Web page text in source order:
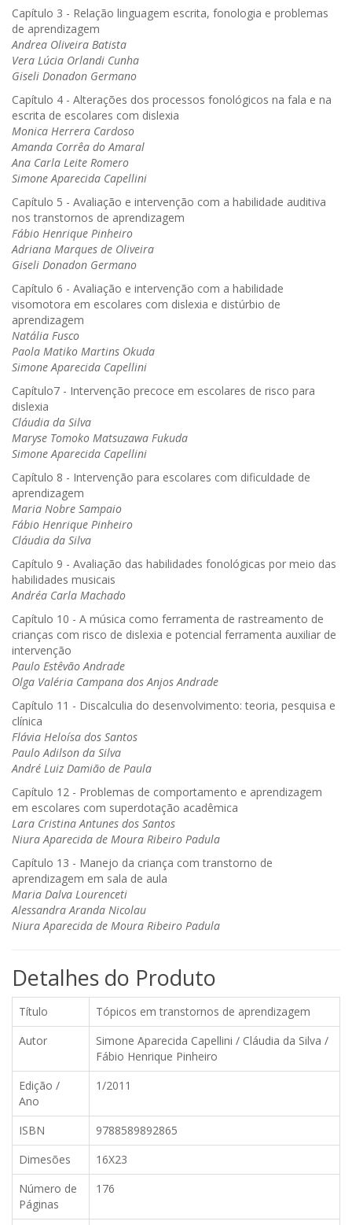
Capítulo 3 - Relação linguagem escrita, fonologia e problemas
de aprendizagem
Andrea Oliveira Batista
Vera Lúcia Orlandi Cunha
Giseli Donadon Germano
Capítulo 4 - Alterações dos processos fonológicos na fala e na
escrita de escolares com dislexia
Monica Herrera Cardoso
Amanda Corrêa do Amaral
Ana Carla Leite Romero
Simone Aparecida Capellini
Capítulo 5 - Avaliação e intervenção com a habilidade auditiva
nos transtornos de aprendizagem
Fábio Henrique Pinheiro
Adriana Marques de Oliveira
Giseli Donadon Germano
Capítulo 6 - Avaliação e intervenção com a habilidade
visomotora em escolares com dislexia e distúrbio de
aprendizagem
Natália Fusco
Paola Matiko Martins Okuda
Simone Aparecida Capellini
Capítulo7 - Intervenção precoce em escolares de risco para
dislexia
Cláudia da Silva
Maryse Tomoko Matsuzawa Fukuda
Simone Aparecida Capellini
Capítulo 8 - Intervenção para escolares com dificuldade de
aprendizagem
Maria Nobre Sampaio
Fábio Henrique Pinheiro
Cláudia da Silva
Capítulo 9 - Avaliação das habilidades fonológicas por meio das
habilidades musicais
Andréa Carla Machado
Capítulo 10 - A música como ferramenta de rastreamento de
crianças com risco de dislexia e potencial ferramenta auxiliar de
intervenção
Paulo Estêvão Andrade
Olga Valéria Campana dos Anjos Andrade
Capítulo 11 - Discalculia do desenvolvimento: teoria, pesquisa e
clínica
Flávia Heloísa dos Santos
Paulo Adilson da Silva
André Luiz Damião de Paula
Capítulo 12 - Problemas de comportamento e aprendizagem
em escolares com superdotação acadêmica
Lara Cristina Antunes dos Santos
Niura Aparecida de Moura Ribeiro Padula
Capítulo 13 - Manejo da criança com transtorno de
aprendizagem em sala de aula
Maria Dalva Lourenceti
Alessandra Aranda Nicolau
Niura Aparecida de Moura Ribeiro Padula
Detalhes do Produto
Título
Tópicos em transtornos de aprendizagem
Autor
Simone Aparecida Capellini / Cláudia da Silva /
Fábio Henrique Pinheiro
Edição /
Ano
1/2011
ISBN
9788589892865
Dimesões
16X23
Número de
Páginas
176